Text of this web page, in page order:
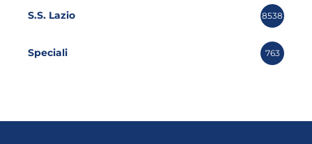
S.S. Lazio 8538
Speciali 763